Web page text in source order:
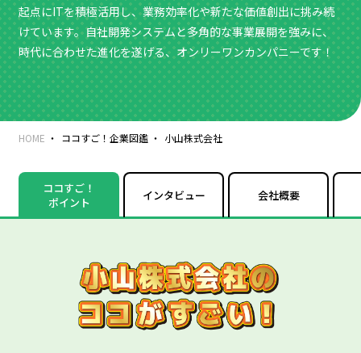
起点にITを積極活用し、業務効率化や新たな価値創出に挑み続
けています。自社開発システムと多角的な事業展開を強みに、
時代に合わせた進化を遂げる、オンリーワンカンパニーです！
HOME ココすご！企業図鑑 小山株式会社
ココすご！
ポイント
インタビュー 会社概要